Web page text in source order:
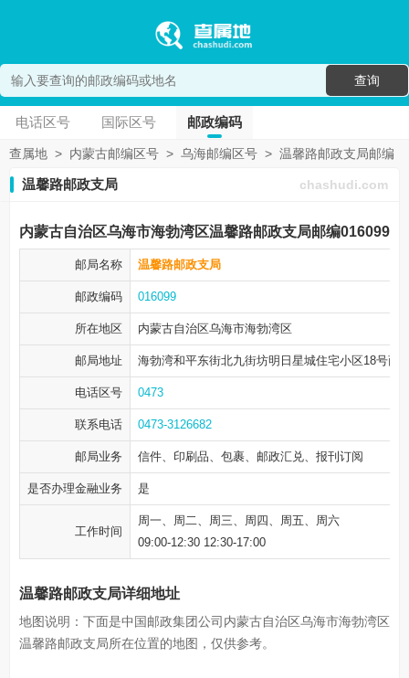
查询
电话区号 国际区号 邮政编码
查属地 > 内蒙古邮编区号 > 乌海邮编区号 > 温馨路邮政支局邮编
温馨路邮政支局 chashudi.com
内蒙古自治区乌海市海勃湾区温馨路邮政支局邮编016099
邮局名称 温馨路邮政支局
邮政编码 016099
所在地区 内蒙古自治区乌海市海勃湾区
邮局地址 海勃湾和平东街北九街坊明日星城住宅小区18号商
电话区号 0473
联系电话 0473-3126682
邮局业务 信件、印刷品、包裹、邮政汇兑、报刊订阅
是否办理金融业务 是
工作时间
周一、周二、周三、周四、周五、周六
09:00-12:30 12:30-17:00
温馨路邮政支局详细地址
地图说明：下面是中国邮政集团公司内蒙古自治区乌海市海勃湾区
温馨路邮政支局所在位置的地图，仅供参考。